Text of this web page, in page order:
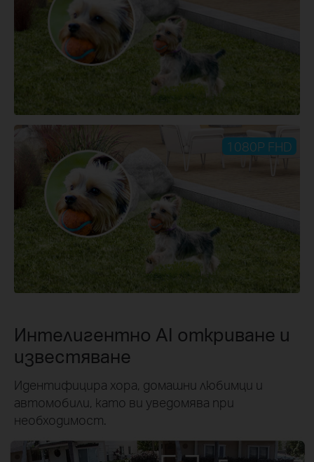
1080P FHD
Интелигентно AI откриване и
известяване
Идентифицира хора, домашни любимци и
автомобили, като ви уведомява при
необходимост.